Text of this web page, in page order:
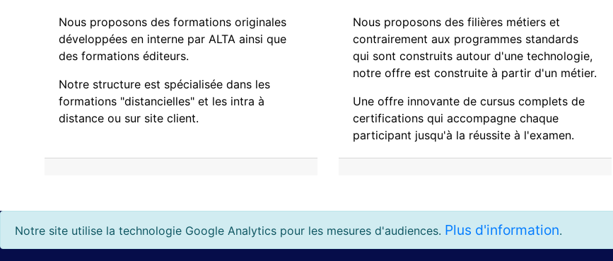
Nous proposons des formations originales
développées en interne par ALTA ainsi que
des formations éditeurs.
Notre structure est spécialisée dans les
formations "distancielles" et les intra à
distance ou sur site client.
Nous proposons des filières métiers et
contrairement aux programmes standards
qui sont construits autour d'une technologie,
notre offre est construite à partir d'un métier.
Une offre innovante de cursus complets de
certifications qui accompagne chaque
participant jusqu'à la réussite à l'examen.
Notre site utilise la technologie Google Analytics pour les mesures d'audiences. Plus d'information.